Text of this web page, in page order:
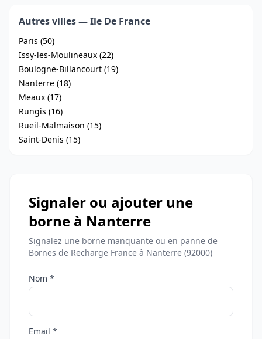
Autres villes — Ile De France
Paris (50)
Issy-les-Moulineaux (22)
Boulogne-Billancourt (19)
Nanterre (18)
Meaux (17)
Rungis (16)
Rueil-Malmaison (15)
Saint-Denis (15)
Signaler ou ajouter une
borne à Nanterre
Signalez une borne manquante ou en panne de
Bornes de Recharge France à Nanterre (92000)
Nom *
Email *